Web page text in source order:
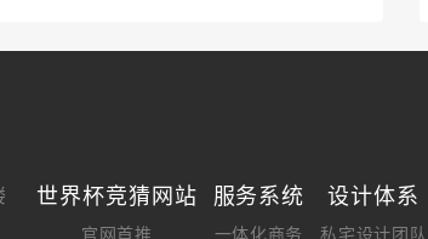
世界杯竞猜网站
官网首推
服务系统
一体化商务
设计体系
私宅设计团队